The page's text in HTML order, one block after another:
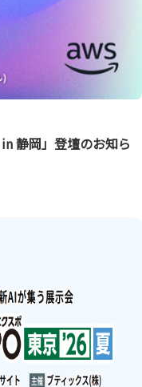
静岡」登壇のお知ら